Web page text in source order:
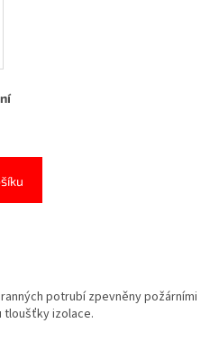
potrubí zpevněny požárními
tloušťky izolace.